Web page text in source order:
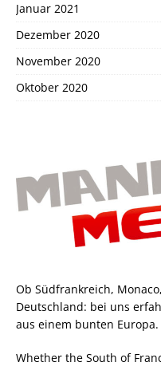
Januar 2021
Dezember 2020
November 2020
Oktober 2020
Ob Südfrankreich,
Deutschland: bei uns
aus einem bunten Europa.
Whether the South of